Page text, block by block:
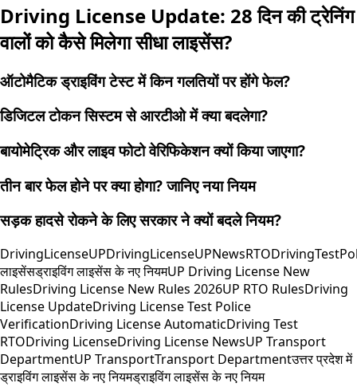
Driving License Update: 28 दिन की ट्रेनिंग
वालों को कैसे मिलेगा सीधा लाइसेंस?
ऑटोमैटिक ड्राइविंग टेस्ट में किन गलतियों पर होंगे फेल?
डिजिटल टोकन सिस्टम से आरटीओ में क्या बदलेगा?
बायोमेट्रिक और लाइव फोटो वेरिफिकेशन क्यों किया जाएगा?
तीन बार फेल होने पर क्या होगा? जानिए नया नियम
सड़क हादसे रोकने के लिए सरकार ने क्यों बदले नियम?
DrivingLicenseUPDrivingLicenseUPNewsRTODrivingTest
लाइसेंसड्राइविंग लाइसेंस के नए नियमUP Driving License New
RulesDriving License New Rules 2026UP RTO RulesDriving
License UpdateDriving License Test Police
VerificationDriving License AutomaticDriving Test
RTODriving LicenseDriving License NewsUP Transport
DepartmentUP TransportTransport Departmentउत्तर प्रदेश में
ड्राइविंग लाइसेंस के नए नियमड्राइविंग लाइसेंस के नए नियम